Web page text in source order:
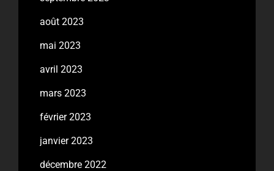
août 2023
mai 2023
avril 2023
mars 2023
février 2023
janvier 2023
décembre 2022